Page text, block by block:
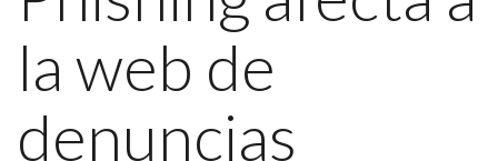
la web de
denuncias